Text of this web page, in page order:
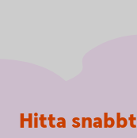
Sidfot
Hitta snabbt